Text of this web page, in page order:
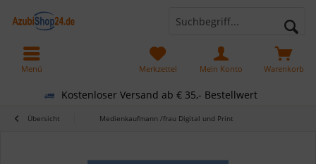
Kostenloser Versand ab € 35,- Bestellwert
Warenkorb
Merkzettel Mein Konto
Menü
Übersicht Medienkaufmann /frau Digital und Print